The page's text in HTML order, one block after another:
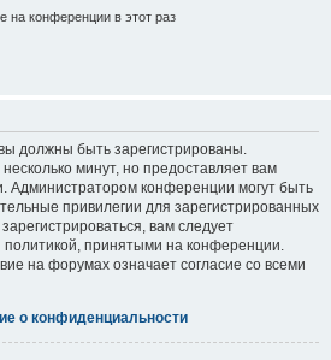
на конференции в этот раз
должны быть зарегистрированы.
минут, но предоставляет вам
Администратором конференции могут быть
привилегии для зарегистрированных
вам следует
принятыми на конференции.
на форумах означает согласие со всеми
о конфиденциальности